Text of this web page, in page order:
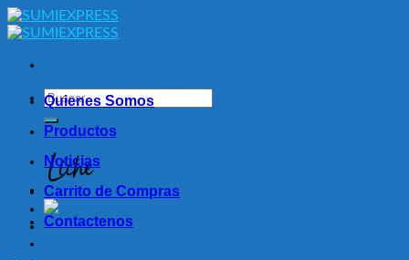
Skip
to
Buscar
por:
Quienes Somos
Productos
Noticias
Carrito de Compras
Contactenos